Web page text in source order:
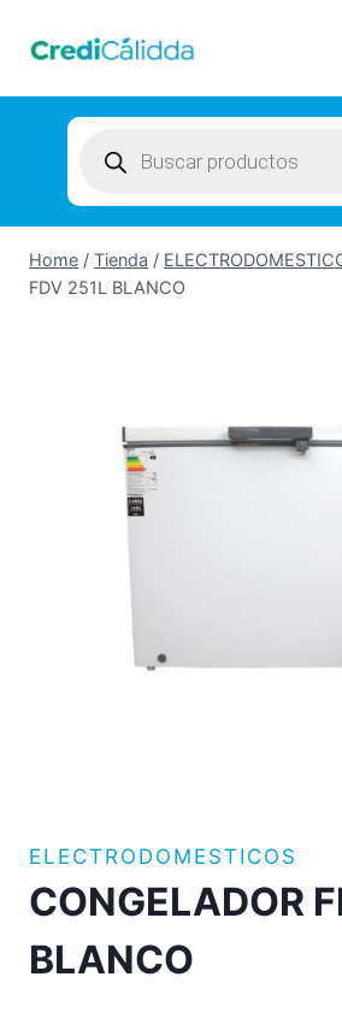
search
Home / Tienda /
FDV 251L BLANCO
ELECTRODOMESTICOS
CONGELADOR
BLANCO